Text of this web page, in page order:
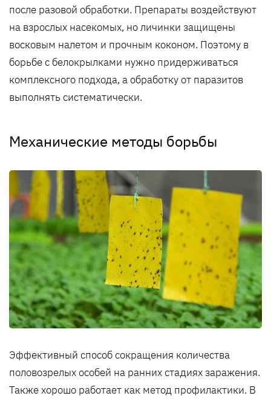
после разовой обработки. Препараты воздействуют
на взрослых насекомых, но личинки защищены
восковым налетом и прочным коконом. Поэтому в
борьбе с белокрылками нужно придерживаться
комплексного подхода, а обработку от паразитов
выполнять систематически.
Механические методы борьбы
Эффективный способ сокращения количества
половозрелых особей на ранних стадиях заражения.
Также хорошо работает как метод профилактики. В